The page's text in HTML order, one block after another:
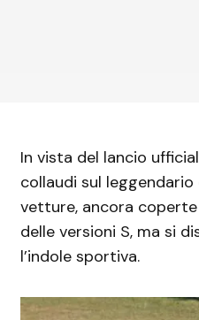
In vista del lancio
collaudi sul
vetture, ancora
delle versioni S, ma si
l’indole sportiva.